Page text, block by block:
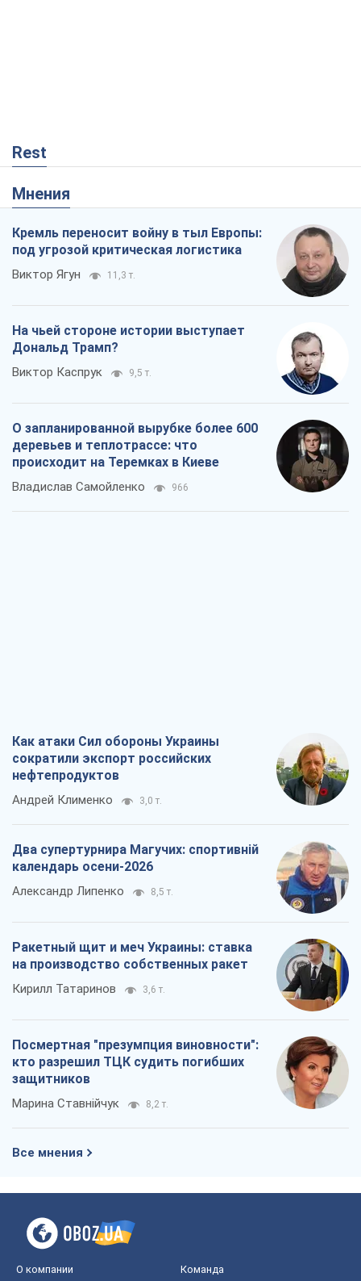
Rest
Мнения
Кремль переносит войну в тыл Европы:
под угрозой критическая логистика
Виктор Ягун 11,3 т.
На чьей стороне истории выступает
Дональд Трамп?
Виктор Каспрук 9,5 т.
О запланированной вырубке более 600
деревьев и теплотрассе: что
происходит на Теремках в Киеве
Владислав Самойленко 966
Как атаки Сил обороны Украины
сократили экспорт российских
нефтепродуктов
Андрей Клименко 3,0 т.
Два супертурнира Магучих: спортивній
календарь осени-2026
Александр Липенко 8,5 т.
Ракетный щит и меч Украины: ставка
на производство собственных ракет
Кирилл Татаринов 3,6 т.
Посмертная "презумпция виновности":
кто разрешил ТЦК судить погибших
защитников
Марина Ставнійчук 8,2 т.
Все мнения
О компании Команда